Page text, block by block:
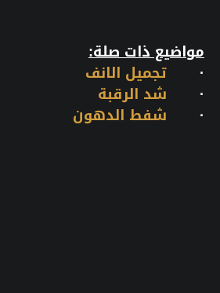
مواضيع ذات صلة:
· تجميل الانف
· شد الرقبة
· شفط الدهون